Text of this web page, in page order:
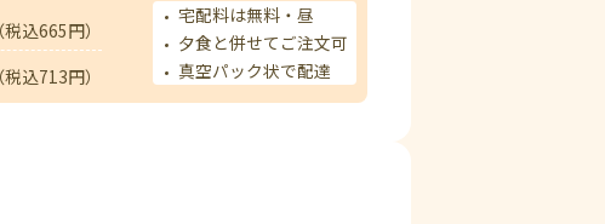
（税込665円）
（税込713円）
宅配料は無料・昼
夕食と併せてご注文可
真空パック状で配達